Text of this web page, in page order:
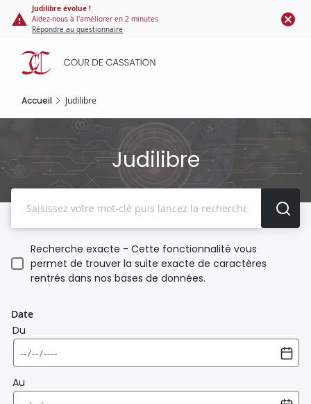
Panneau de gestion des cookies
contenu
principal
Judilibre évolue !
Aidez-nous à l'améliorer en 2 minutes
Répondre au questionnaire
Accueil Judilibre
Judilibre
Recherche exacte - Cette fonctionnalité vous
permet de trouver la suite exacte de caractères
rentrés dans nos bases de données.
Date
Du
Au